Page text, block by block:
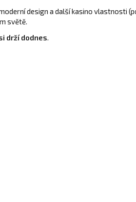
design a další kasino vlastnosti
světě.
drží dodnes.